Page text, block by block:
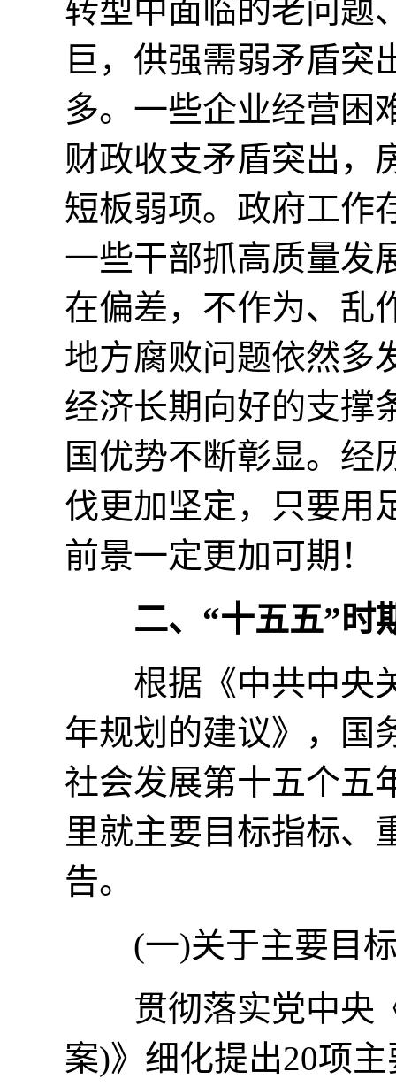
转型中面临的老问题
巨，供强需弱矛盾突
多。一些企业经营困
财政收支矛盾突出，
短板弱项。政府工作
一些干部抓高质量发
在偏差，不作为、乱
地方腐败问题依然多
经济长期向好的支撑
国优势不断彰显。经
伐更加坚定，只要用
前景一定更加可期！
二、“十五五”时
根据《中共中央关
年规划的建议》，国
社会发展第十五个五
里就主要目标指标、
告。
(一)关于主要目
贯彻落实党中央《
案)》细化提出20项